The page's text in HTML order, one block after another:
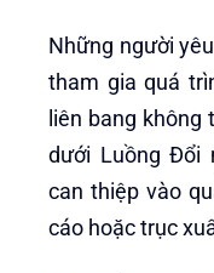
Những người
tham gia quá
liên bang không
dưới Luồng Đổi
can thiệp vào
cáo hoặc trục